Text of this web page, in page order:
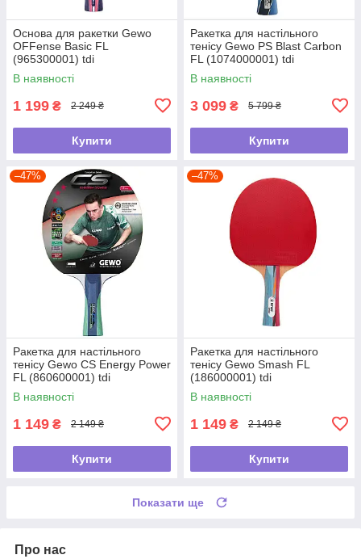
Основа для ракетки Gewo
OFFense Basic FL
(965300001) tdi
В наявності
1 199 ₴ 2 249 ₴
Купити
Ракетка для настільного
тенісу Gewo PS Blast Carbon
FL (1074000001) tdi
В наявності
3 099 ₴ 5 799 ₴
Купити
–47%
Ракетка для настільного
тенісу Gewo CS Energy Power
FL (860600001) tdi
В наявності
1 149 ₴ 2 149 ₴
Купити
–47%
Ракетка для настільного
тенісу Gewo Smash FL
(186000001) tdi
В наявності
1 149 ₴ 2 149 ₴
Купити
Показати ще
Про нас